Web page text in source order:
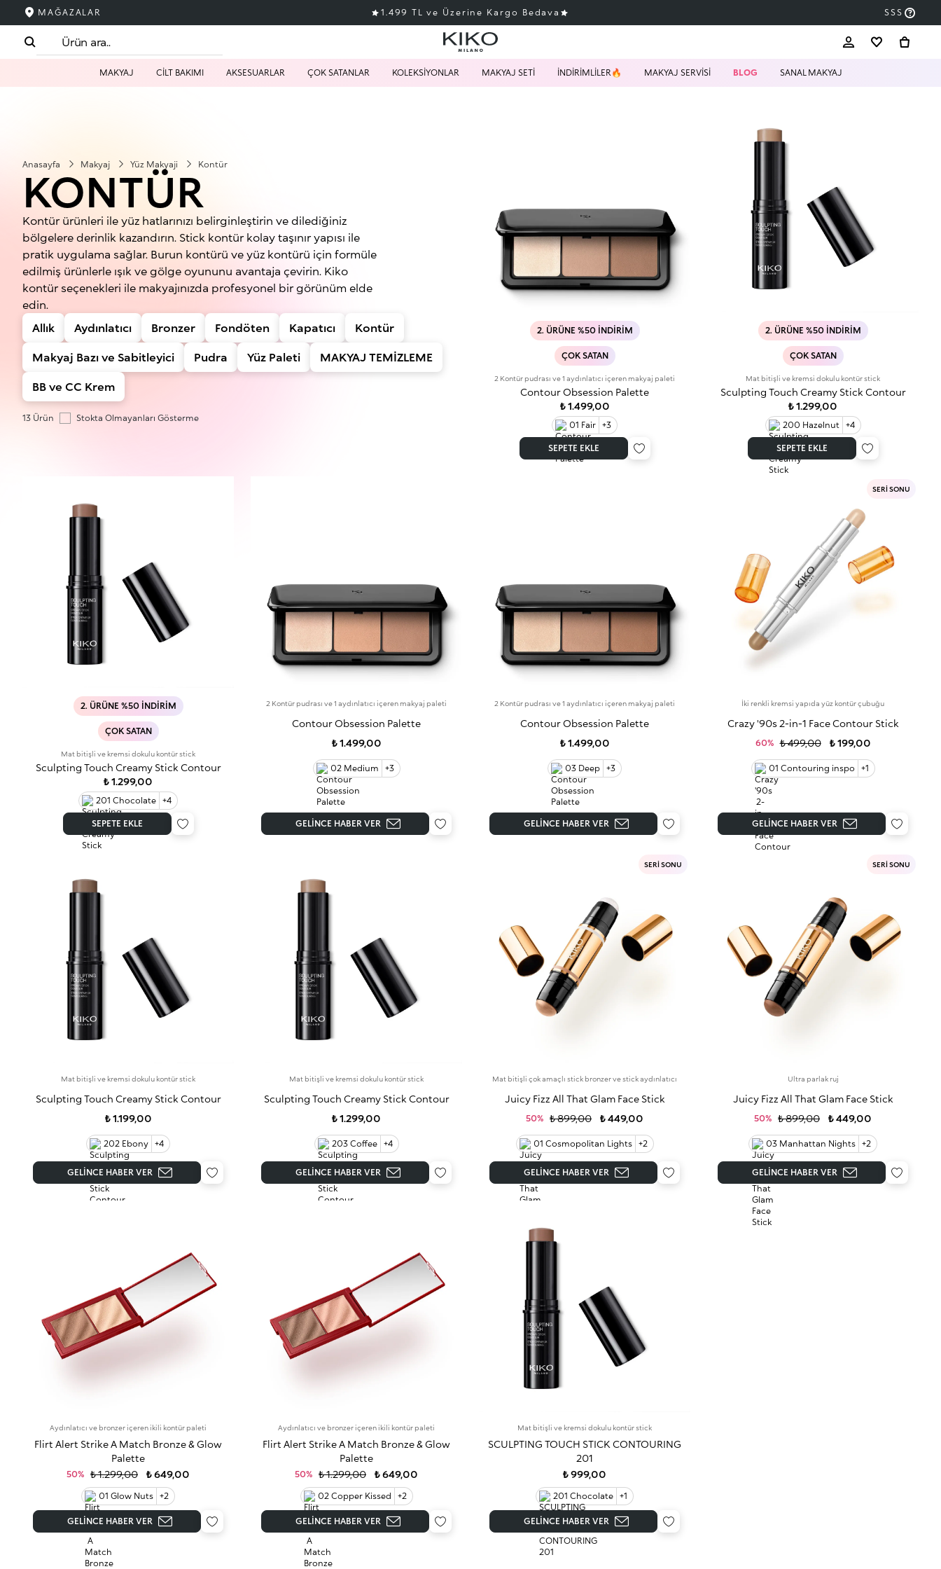
MAĞAZALAR 1.499 TL ve Üzerine Kargo Bedava SSS
MAKYAJ CİLT BAKIMI AKSESUARLAR ÇOK SATANLAR KOLEKSİYONLAR MAKYAJ SETİ İNDİRİMLİLER🔥 MAKYAJ SERVİSİ BLOG SANAL MAKYAJ
Anasayfa Makyaj Yüz Makyaji Kontür
KONTÜR
Kontür ürünleri ile yüz hatlarınızı belirginleştirin ve dilediğiniz
bölgelere derinlik kazandırın. Stick kontür kolay taşınır yapısı ile
pratik uygulama sağlar. Burun kontürü ve yüz kontürü için formüle
edilmiş ürünlerle ışık ve gölge oyununu avantaja çevirin. Kiko
kontür seçenekleri ile makyajınızda profesyonel bir görünüm elde
edin.
Allık
Aydınlatıcı Bronzer Fondöten Kapatıcı Kontür
Makyaj Bazı ve Sabitleyici Pudra Yüz Paleti MAKYAJ TEMİZLEME
BB ve CC Krem
13 Ürün Stokta Olmayanları Gösterme
2. ÜRÜNE %50 İNDIRIM
ÇOK SATAN
2 Kontür pudrası ve 1 aydınlatıcı içeren makyaj paleti
Contour Obsession Palette
₺ 1.499,00
01 Fair +3
SEPETE EKLE
2. ÜRÜNE %50 İNDIRIM
ÇOK SATAN
Mat bitişli ve kremsi dokulu kontür stick
Sculpting Touch Creamy Stick Contour
₺ 1.299,00
200 Hazelnut +4
SEPETE EKLE
2. ÜRÜNE %50 İNDIRIM
ÇOK SATAN
Mat bitişli ve kremsi dokulu kontür stick
Sculpting Touch Creamy Stick Contour
₺ 1.299,00
201 Chocolate +4
SEPETE EKLE
2 Kontür pudrası ve 1 aydınlatıcı içeren makyaj paleti
Contour Obsession Palette
₺ 1.499,00
02 Medium +3
GELINCE HABER VER
2 Kontür pudrası ve 1 aydınlatıcı içeren makyaj paleti
Contour Obsession Palette
₺ 1.499,00
03 Deep +3
GELINCE HABER VER
SERİ SONU
İki renkli kremsi yapıda yüz kontür çubuğu
Crazy '90s 2-in-1 Face Contour Stick
60% ₺ 499,00 ₺ 199,00
01 Contouring inspo +1
GELINCE HABER VER
Mat bitişli ve kremsi dokulu kontür stick
Sculpting Touch Creamy Stick Contour
₺ 1.199,00
202 Ebony +4
GELINCE HABER VER
Mat bitişli ve kremsi dokulu kontür stick
Sculpting Touch Creamy Stick Contour
₺ 1.299,00
203 Coffee +4
GELINCE HABER VER
SERİ SONU
Mat bitişli çok amaçlı stick bronzer ve stick aydınlatıcı
Juicy Fizz All That Glam Face Stick
50% ₺ 899,00 ₺ 449,00
01 Cosmopolitan Lights +2
GELINCE HABER VER
SERİ SONU
Ultra parlak ruj
Juicy Fizz All That Glam Face Stick
50% ₺ 899,00 ₺ 449,00
03 Manhattan Nights +2
GELINCE HABER VER
Aydınlatıcı ve bronzer içeren ikili kontür paleti
Flirt Alert Strike A Match Bronze & Glow
Palette
50% ₺ 1.299,00 ₺ 649,00
01 Glow Nuts +2
GELINCE HABER VER
Aydınlatıcı ve bronzer içeren ikili kontür paleti
Flirt Alert Strike A Match Bronze & Glow
Palette
50% ₺ 1.299,00 ₺ 649,00
02 Copper Kissed +2
GELINCE HABER VER
Mat bitişli ve kremsi dokulu kontür stick
SCULPTING TOUCH STICK CONTOURING
201
₺ 999,00
201 Chocolate +1
GELINCE HABER VER